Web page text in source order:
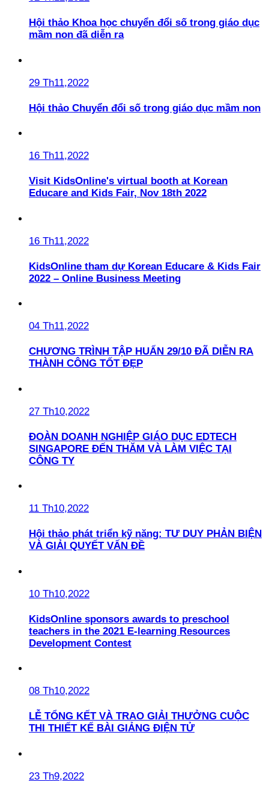
Hội thảo Khoa học chuyển đổi số trong giáo dục
mầm non đã diễn ra
29 Th11,2022
Hội thảo Chuyển đổi số trong giáo dục mầm non
16 Th11,2022
Visit KidsOnline's virtual booth at Korean
Educare and Kids Fair, Nov 18th 2022
16 Th11,2022
KidsOnline tham dự Korean Educare & Kids Fair
2022 – Online Business Meeting
04 Th11,2022
CHƯƠNG TRÌNH TẬP HUẤN 29/10 ĐÃ DIỄN RA
THÀNH CÔNG TỐT ĐẸP
27 Th10,2022
ĐOÀN DOANH NGHIỆP GIÁO DỤC EDTECH
SINGAPORE ĐẾN THĂM VÀ LÀM VIỆC TẠI
CÔNG TY
11 Th10,2022
Hội thảo phát triển kỹ năng: TƯ DUY PHẢN BIỆN
VÀ GIẢI QUYẾT VẤN ĐỀ
10 Th10,2022
KidsOnline sponsors awards to preschool
teachers in the 2021 E-learning Resources
Development Contest
08 Th10,2022
LỄ TỔNG KẾT VÀ TRAO GIẢI THƯỞNG CUỘC
THI THIẾT KẾ BÀI GIẢNG ĐIỆN TỬ
23 Th9,2022